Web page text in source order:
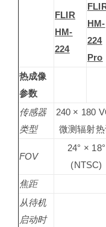
FLIR
HM-
224
HM-
224
Pro
热成像
参数
传感器
类型
240 × 180
微测辐射
FOV
24° × 18°
(NTSC)
焦距
从待机
启动时